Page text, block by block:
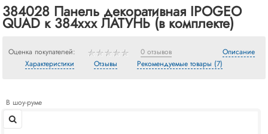
384028 Панель декоративная IPOGEO
QUAD к 384ххх ЛАТУНЬ (в комплекте)
Оценка покупателей: 0 отзывов
Описание
Характеристики
Отзывы Рекомендуемые товары (7)
В шоу-руме